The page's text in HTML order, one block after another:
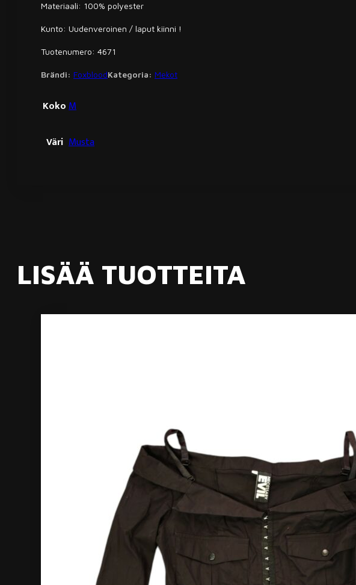
Materiaali: 100% polyester
Kunto: Uudenveroinen / laput kiinni !
Tuotenumero: 4671
Brändi: FoxbloodKategoria: Mekot
KokoM
Väri Musta
LISÄÄ TUOTTEITA